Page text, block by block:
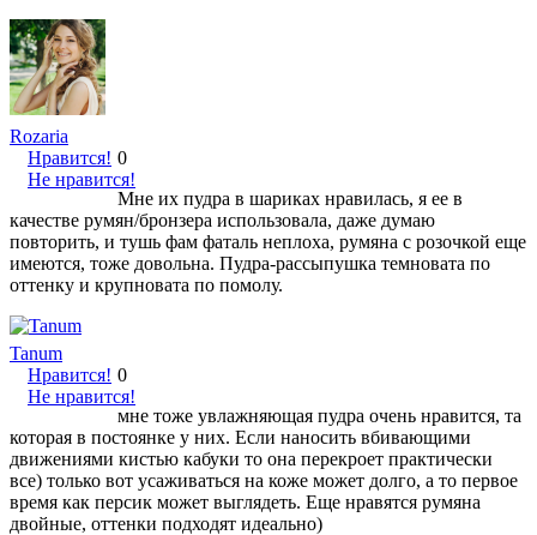
Rozaria
Нравится!
Не нравится!
0
Мне их пудра в шариках нравилась, я ее в
качестве румян/бронзера использовала, даже думаю
повторить, и тушь фам фаталь неплоха, румяна с розочкой еще
имеются, тоже довольна. Пудра-рассыпушка темновата по
оттенку и крупновата по помолу.
Tanum
Нравится!
Не нравится!
0
мне тоже увлажняющая пудра очень нравится, та
которая в постоянке у них. Если наносить вбивающими
движениями кистью кабуки то она перекроет практически
все) только вот усаживаться на коже может долго, а то первое
время как персик может выглядеть. Еще нравятся румяна
двойные, оттенки подходят идеально)